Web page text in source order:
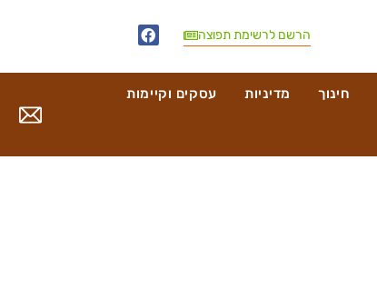
הרשם לרשימת תפוצה
חינוך מדיניות עסקים וקיימות